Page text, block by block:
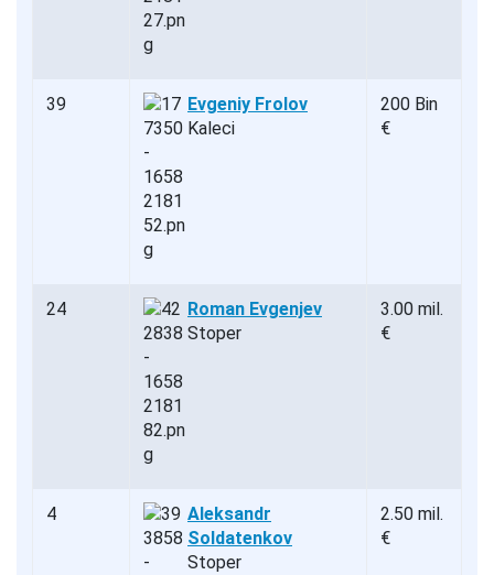
39
Evgeniy Frolov
Kaleci
200 Bin
€
24
Roman Evgenjev
Stoper
3.00 mil.
€
4
Aleksandr
Soldatenkov
Stoper
2.50 mil.
€